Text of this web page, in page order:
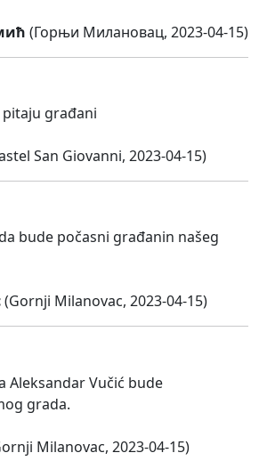
(Горњи Милановац, 2023-04-15)
pitaju građani
San Giovanni, 2023-04-15)
bude počasni građanin našeg
(Gornji Milanovac, 2023-04-15)
Aleksandar Vučić bude
grada.
Milanovac, 2023-04-15)